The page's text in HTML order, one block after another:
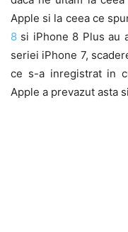
Apple si la ceea ce
8 si iPhone 8 Plus au
seriei iPhone 7,
ce s-a inregistrat in
Apple a prevazut asta